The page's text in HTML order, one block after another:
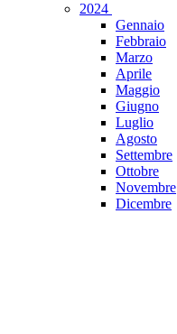
2024
Gennaio
Febbraio
Marzo
Aprile
Maggio
Giugno
Luglio
Agosto
Settembre
Ottobre
Novembre
Dicembre